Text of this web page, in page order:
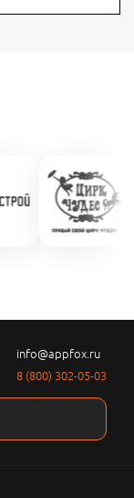
info@appfox.ru
8 (800) 302-05-03